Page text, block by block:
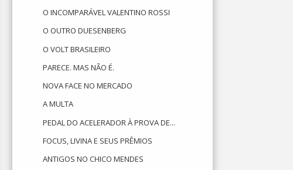
O INCOMPARÁVEL VALENTINO ROSSI
O OUTRO DUESENBERG
O VOLT BRASILEIRO
PARECE. MAS NÃO É.
NOVA FACE NO MERCADO
A MULTA
PEDAL DO ACELERADOR À PROVA DE...
FOCUS, LIVINA E SEUS PRÊMIOS
ANTIGOS NO CHICO MENDES